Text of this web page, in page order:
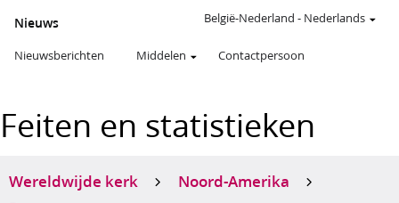
Nieuws
Nieuwsberichten Middelen Contactpersoon
België-Nederland - Nederlands
Feiten en statistieken
Wereldwijde kerk
Noord-Amerika